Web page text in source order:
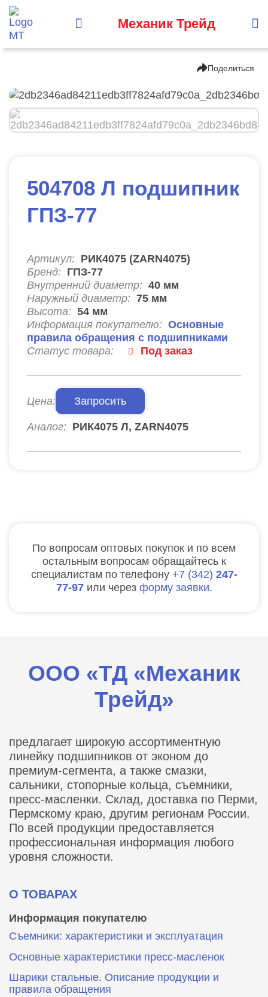
Механик Трейд
Поделиться
504708 Л подшипник
ГПЗ-77
Артикул: РИК4075 (ZARN4075)
Бренд: ГПЗ-77
Внутренний диаметр: 40 мм
Наружный диаметр: 75 мм
Высота: 54 мм
Информация покупателю: Основные
правила обращения с подшипниками
Статус товара:
Под заказ
Цена: Запросить
Аналог: РИК4075 Л, ZARN4075
По вопросам оптовых покупок и по всем
остальным вопросам обращайтесь к
специалистам по телефону
7 342 247-
77-97 или через форму заявки.
ООО «ТД «Механик
Трейд»
предлагает широкую ассортиментную
линейку подшипников от эконом до
премиум-сегмента, а также смазки,
сальники, стопорные кольца, съемники,
пресс-масленки. Склад, доставка по Перми,
Пермскому краю, другим регионам России.
По всей продукции предоставляется
профессиональная информация любого
уровня сложности.
О ТОВАРАХ
Информация покупателю
Съемники: характеристики и эксплуатация
Основные характеристики пресс‑масленок
Шарики стальные. Описание продукции и
правила обращения